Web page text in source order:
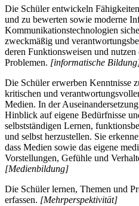
Die Schüler entwickeln
und zu bewerten sowie moderne
Kommunikationstechnologien
zweckmäßig und
deren Funktionsweisen und
Problemen. [informatische
Die Schüler erwerben Kenntnisse
kritischen und
Medien. In der
Hinblick auf eigene Bedürfnisse
selbstständigen Lernen,
und selbst herzustellen. Sie
dass Medien sowie das eigene
Vorstellungen, Gefühle und
[Medienbildung]
Die Schüler lernen, Themen und
erfassen. [Mehrperspektivität]